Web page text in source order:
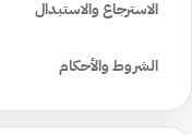
الاسترجاع والاستبدال
الشروط والأحكام